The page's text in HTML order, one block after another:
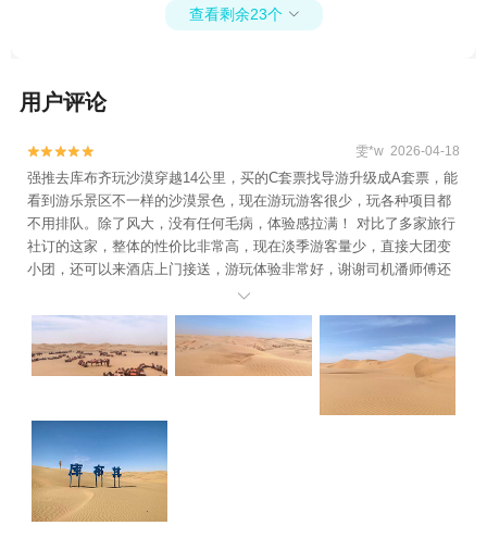
查看剩余23个 
用户评论

 雯*w 2026-04-18
强推去库布齐玩沙漠穿越14公里，买的C套票找导游升级成A套票，能
看到游乐景区不一样的沙漠景色，现在游玩游客很少，玩各种项目都
不用排队。除了风大，没有任何毛病，体验感拉满！ 对比了多家旅行
社订的这家，整体的性价比非常高，现在淡季游客量少，直接大团变
小团，还可以来酒店上门接送，游玩体验非常好，谢谢司机潘师傅还
